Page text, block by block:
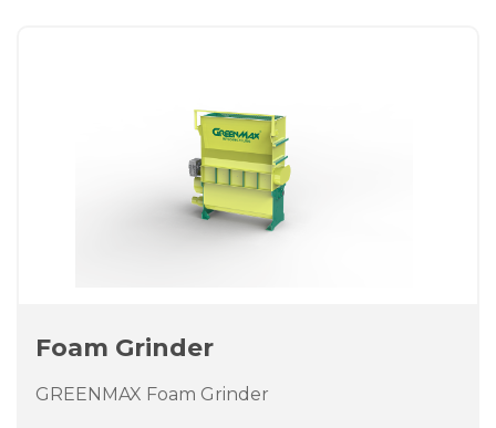
Foam Grinder
GREENMAX Foam Grinder